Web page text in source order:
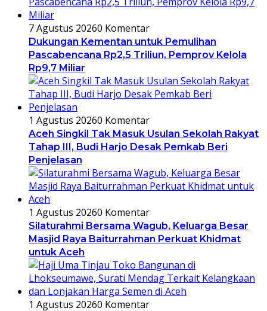
7 Agustus 20260 Komentar
Dukungan Kementan untuk Pemulihan
Pascabencana Rp2,5 Triliun, Pemprov Kelola
Rp9,7 Miliar
1 Agustus 20260 Komentar
Aceh Singkil Tak Masuk Usulan Sekolah Rakyat
Tahap III, Budi Harjo Desak Pemkab Beri
Penjelasan
1 Agustus 20260 Komentar
Silaturahmi Bersama Wagub, Keluarga Besar
Masjid Raya Baiturrahman Perkuat Khidmat
untuk Aceh
1 Agustus 20260 Komentar